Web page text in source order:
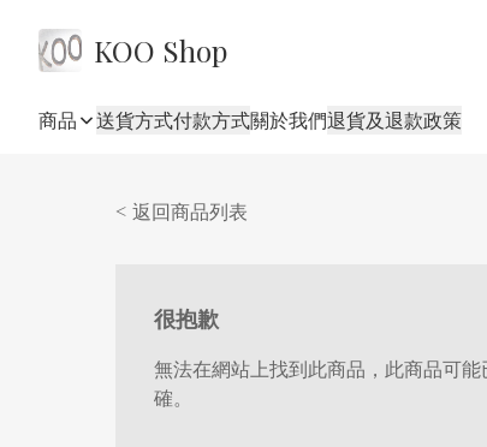
KOO Shop
商品 送貨方式付款方式關於我們退貨及退款政策
< 返回商品列表
很抱歉
無法在網站上找到此商品，此商品可
確。